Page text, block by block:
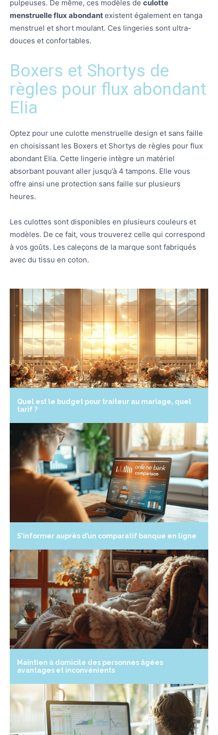
pulpeuses. De même, ces modèles de culotte
menstruelle flux abondantexistent également en tanga
menstruel et short moulant. Ces lingeries sont ultra-
douces et confortables.
Boxers et Shortys de
règles pour flux abondant
Elia
Optez pour une culotte menstruelle design et sans faille
en choisissant les Boxers et Shortys de règles pour flux
abondant Elia. Cette lingerie intègre un matériel
absorbant pouvant aller jusqu’à 4 tampons. Elle vous
offre ainsi une protection sans faille sur plusieurs
heures.
Les culottes sont disponibles en plusieurs couleurs et
modèles. De ce fait, vous trouverez celle qui correspond
à vos goûts. Les caleçons de la marque sont fabriqués
avec du tissu en coton.
Quel est le budget pour traiteur au mariage, quel
tarif ?
S’informer auprès d’un comparatif banque en ligne
Maintien à domicile des personnes âgées
avantages et inconvénients